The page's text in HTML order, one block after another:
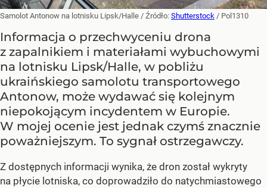
Samolot Antonow na lotnisku Lipsk/Halle / Źródło: Shutterstock / Pol1310
Informacja o przechwyceniu drona
z zapalnikiem i materiałami wybuchowymi
na lotnisku Lipsk/Halle, w pobliżu
ukraińskiego samolotu transportowego
Antonow, może wydawać się kolejnym
niepokojącym incydentem w Europie.
W mojej ocenie jest jednak czymś znacznie
poważniejszym. To sygnał ostrzegawczy.
Z dostępnych informacji wynika, że dron został wykryty
na płycie lotniska, co doprowadziło do natychmiastowego